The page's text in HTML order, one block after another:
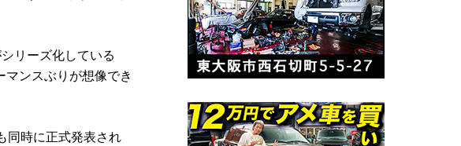
リーズ化している
ンスぶりが想像でき
同時に正式発表され